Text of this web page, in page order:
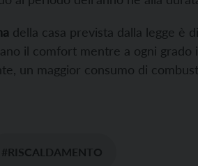
della casa prevista dalla legge è di
il comfort mentre a ogni
un maggior consumo di
#RISCALDAMENTO